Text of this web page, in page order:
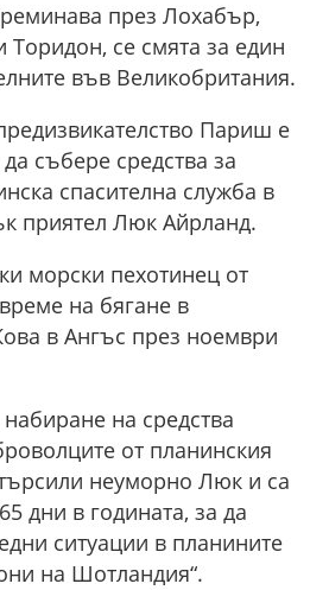
през Лохабър,
Торидон, се смята за един
във Великобритания.
Париш е
събере средства за
спасителна служба в
приятел Люк Айрланд.
морски пехотинец от
на бягане в
в Ангъс през ноември
на средства
от планинския
неуморно Люк и са
дни в годината, за да
ситуации в планините
на Шотландия“.